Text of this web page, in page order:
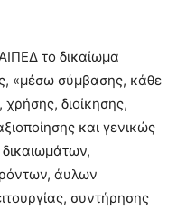
το δικαίωμα
«μέσω σύμβασης, κάθε
χρήσης, διοίκησης,
και γενικώς
άυλων
συντήρησης